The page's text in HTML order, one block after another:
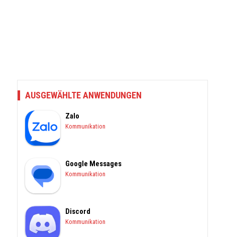
AUSGEWÄHLTE ANWENDUNGEN
Zalo
Kommunikation
Google Messages
Kommunikation
Discord
Kommunikation